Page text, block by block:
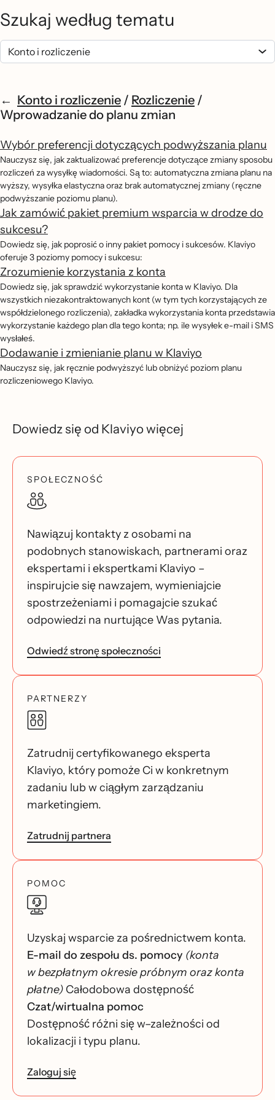
Szukaj według tematu
Konto i rozliczenie / Rozliczenie /
Wprowadzanie do planu zmian
Wybór preferencji dotyczących podwyższania planu
Nauczysz się, jak zaktualizować preferencje dotyczące zmiany sposobu
rozliczeń za wysyłkę wiadomości. Są to: automatyczna zmiana planu na
wyższy, wysyłka elastyczna oraz brak automatycznej zmiany (ręczne
podwyższanie poziomu planu).
Jak zamówić pakiet premium wsparcia w drodze do
sukcesu?
Dowiedz się, jak poprosić o inny pakiet pomocy i sukcesów. Klaviyo
oferuje 3 poziomy pomocy i sukcesu:
Zrozumienie korzystania z konta
Dowiedz się, jak sprawdzić wykorzystanie konta w Klaviyo. Dla
wszystkich niezakontraktowanych kont (w tym tych korzystających ze
współdzielonego rozliczenia), zakładka wykorzystania konta przedstawia
wykorzystanie każdego plan dla tego konta; np. ile wysyłek e-mail i SMS
wysłałeś.
Dodawanie i zmienianie planu w Klaviyo
Nauczysz się, jak ręcznie podwyższyć lub obniżyć poziom planu
rozliczeniowego Klaviyo.
Dowiedz się od Klaviyo więcej
SPOŁECZNOŚĆ
Nawiązuj kontakty z osobami na
podobnych stanowiskach, partnerami oraz
ekspertami i ekspertkami Klaviyo –
inspirujcie się nawzajem, wymieniajcie
spostrzeżeniami i pomagajcie szukać
odpowiedzi na nurtujące Was pytania.
Odwiedź stronę społeczności
PARTNERZY
Zatrudnij certyfikowanego eksperta
Klaviyo, który pomoże Ci w konkretnym
zadaniu lub w ciągłym zarządzaniu
marketingiem.
Zatrudnij partnera
POMOC
Uzyskaj wsparcie za pośrednictwem konta.
E-mail do zespołu ds. pomocy (konta
w bezpłatnym okresie próbnym oraz konta
płatne) Całodobowa dostępność
Czat/wirtualna pomoc
Dostępność różni się w–zależności od
lokalizacji i typu planu.
Zaloguj się